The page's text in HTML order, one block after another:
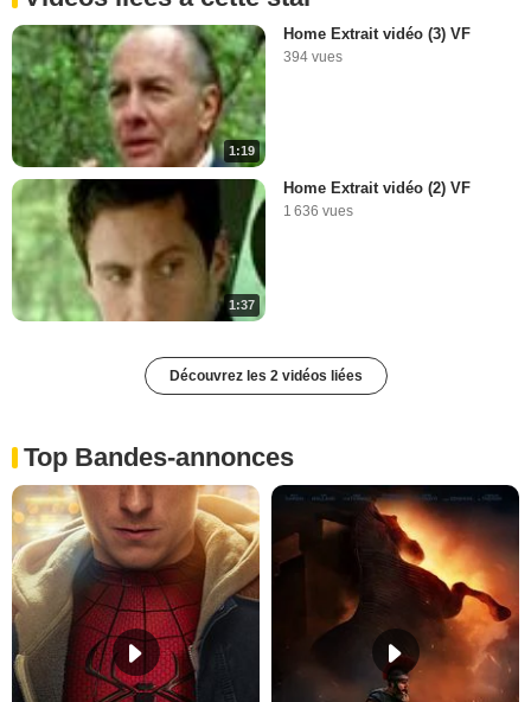
1:19
Home Extrait vidéo (3) VF
394 vues
1:37
Home Extrait vidéo (2) VF
1 636 vues
Découvrez les 2 vidéos liées
Top Bandes-annonces